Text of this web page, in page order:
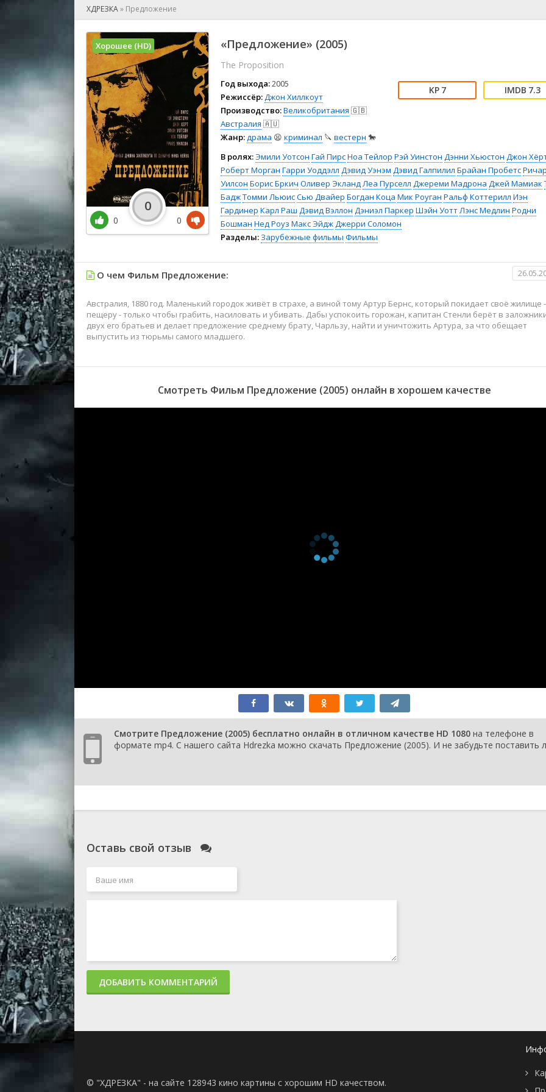
🕺 Мюзикл
👨‍💻 Реальное тв
🎤 Ток-шоу
😱 Ужасы
🧙‍♀️ Фантастика
🤠 Фильм-нуар
🧝‍♂️ Фэнтези
🏅 Церемония
ХДРЕЗКА» Предложение
«Предложение» (2005)
The Proposition
Год выхода:2005
Режиссёр:Джон Хиллкоут
Производство:Великобритания 🇬🇧
Австралия 🇦🇺
Жанр:драма 😫 криминал 🔪 вестерн 🐎
7 7.3
В ролях:Эмили Уотсон Гай ПирсНоа Тейлор Рэй Уинстон Дэнни Хьюстон Джон
Роберт Морган Гарри Уоддэлл Дэвид Уэнэм Дэвид Галпилил Брайан Пробетс
Уилсон Борис Бркич Оливер ЭкландЛеа Пурселл Джереми Мадрона Джей Мамиак
БаджТомми ЛьюисСью Двайер Богдан Коца Мик Роуган Ральф Коттерилл Иэн
Гардинер Карл Раш Дэвид Вэллон Дэниэл Паркер Шэйн УоттЛэнс Медлин Родни
Бошман Нед Роуз Макс ЭйджДжерри Соломон
Разделы: Зарубежные фильмы Фильмы
Хорошее (HD)
0
0
0
О чем Фильм Предложение:
Австралия, 1880 год. Маленький городок живёт в страхе, а виной тому Артур Бернс, который покидает своё жилище -
пещеру - только чтобы грабить, насиловать и убивать. Дабы успокоить горожан, капитан Стенли берёт в
двух его братьев и делает предложение среднему брату, Чарльзу, найти и уничтожить Артура, за что обещает
выпустить из тюрьмы самого младшего.
Смотреть Фильм Предложение (2005) онлайн в хорошем качестве
Смотрите Предложение (2005) бесплатно онлайн в отличном качестве HD 1080 на телефоне в
формате mp4. С нашего сайта Hdrezka можно скачать Предложение (2005). И не забудьте поставить
Оставь свой отзыв
ДОБАВИТЬ КОММЕНТАРИЙ
© "ХДРЕЗКА" - на сайте 128943 кино картины с хорошим HD качеством.